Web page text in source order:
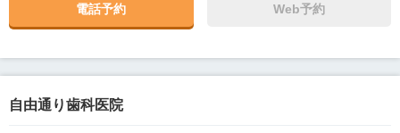
電話予約 Web予約
自由通り歯科医院